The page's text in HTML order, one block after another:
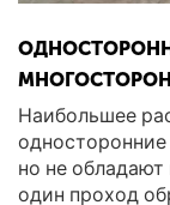
Наибольшее
но не
один проход